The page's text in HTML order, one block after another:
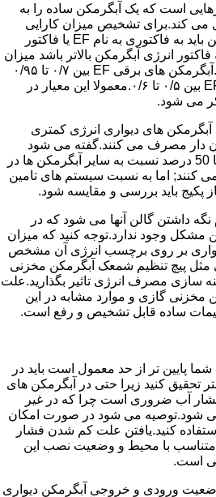
است که یک آبگرمکن ساده را به
می کند.برای تشخیص میزان کارایی
آبگرمکن هنگام خرید آبگرمکن باید به فاکتوری به نام EF یا فاکتور
انرژی آبگرمکن بالاتر باشد میزان
کارایی آبگرمکن بیشتر است.آبگرمکن های برقی EF بین ۰/۷ تا ۰/۹۵
دارند و آبگرمکن های گازی EF بین ۰/۵ تا ۰/۶.معمولا این معیار در
می شود.
های دیواری انرژی کمتری
دار مصرف می کنند.گفته می شود
آبگرمکن های دیواری بین 8 تا 50 درصد نسبت به سایر آبگرمکن ها در
اما به نسبت سیستم های تامین
باید بررسی و مقایسه شود.
داشتن گالن آنها می شود که در
مشکل وجود ندارد.توجه کنید که میزان
بر روی برچسب انرژی آن مشخص
مثل پیچ تنظیم شمعک آبگرمکن مخزنی
سازی مصرف انرژی تاثیر بگذارید.علت
گازی و موارد مشابه در این
ساده قابل تشخیص و رفع است.
پایین تر از حد معمول است باید در
تحقیق کنید زیرا حتی در آبگرمکن های
آب ضروری است چرا که در غیر
شود.توصیه می شود در صورت امکان
کنید.یافتن علت کم شدن فشار
متناسب با محیط و وضعیت نصب این
است.
ورودی و خروجی آبگرمکن دیواری